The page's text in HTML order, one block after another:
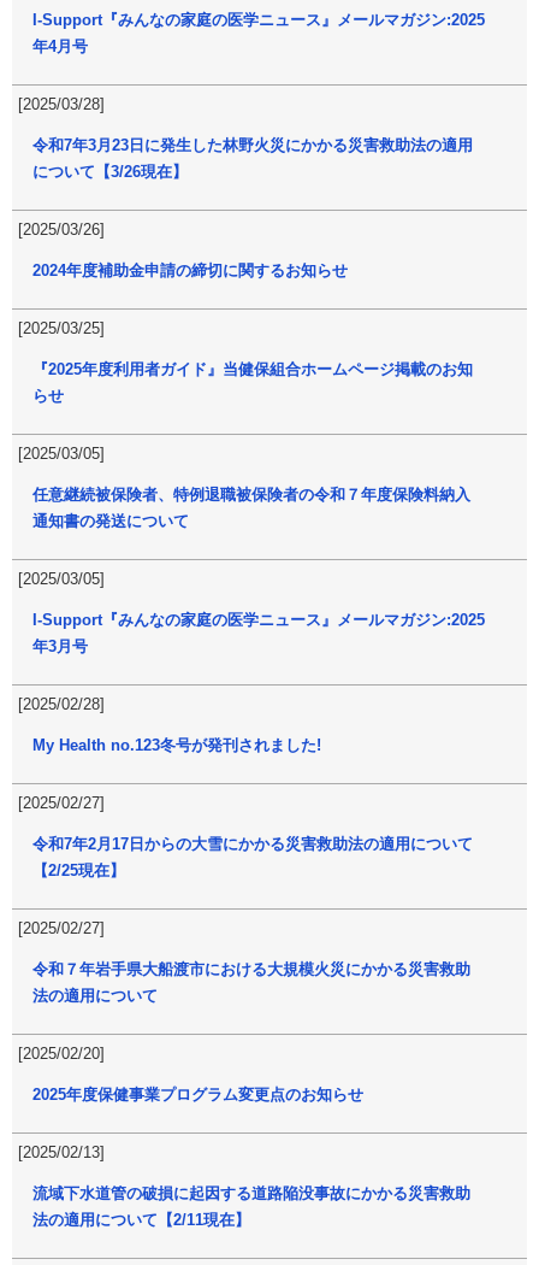
I-Support『みんなの家庭の医学ニュース』メールマガジン:2025
年4月号
[2025/03/28]
令和7年3月23日に発生した林野火災にかかる災害救助法の適用
について【3/26現在】
[2025/03/26]
2024年度補助金申請の締切に関するお知らせ
[2025/03/25]
『2025年度利用者ガイド』当健保組合ホームページ掲載のお知
らせ
[2025/03/05]
任意継続被保険者、特例退職被保険者の令和７年度保険料納入
通知書の発送について
[2025/03/05]
I-Support『みんなの家庭の医学ニュース』メールマガジン:2025
年3月号
[2025/02/28]
My Health no.123冬号が発刊されました!
[2025/02/27]
令和7年2月17日からの大雪にかかる災害救助法の適用について
【2/25現在】
[2025/02/27]
令和７年岩手県大船渡市における大規模火災にかかる災害救助
法の適用について
[2025/02/20]
2025年度保健事業プログラム変更点のお知らせ
[2025/02/13]
流域下水道管の破損に起因する道路陥没事故にかかる災害救助
法の適用について【2/11現在】